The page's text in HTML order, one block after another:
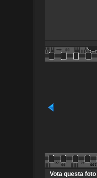
Vota questa foto